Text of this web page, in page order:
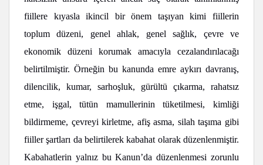
fiillere kıyasla ikincil bir önem taşıyan kimi fiillerin
toplum düzeni, genel ahlak, genel sağlık, çevre ve
ekonomik düzeni korumak amacıyla cezalandırılacağı
belirtilmiştir. Örneğin bu kanunda emre aykırı davranış,
dilencilik, kumar, sarhoşluk, gürültü çıkarma, rahatsız
etme, işgal, tütün mamullerinin tüketilmesi, kimliği
bildirmeme, çevreyi kirletme, afiş asma, silah taşıma gibi
fiiller şartları da belirtilerek kabahat olarak düzenlenmiştir.
Kabahatlerin yalnız bu Kanun’da düzenlenmesi zorunlu